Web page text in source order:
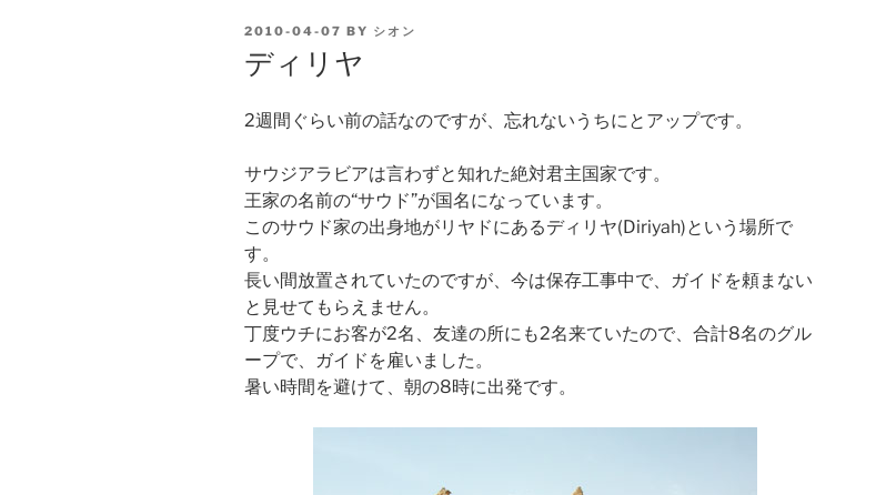
POSTED
2010-04-07 BY シオン
ディリヤ
2週間ぐらい前の話なのですが、忘れないうちにとアップです。
サウジアラビアは言わずと知れた絶対君主国家です。
王家の名前の“サウド”が国名になっています。
このサウド家の出身地がリヤドにあるディリヤ(Diriyah)という場所で
す。
長い間放置されていたのですが、今は保存工事中で、ガイドを頼まない
と見せてもらえません。
丁度ウチにお客が2名、友達の所にも2名来ていたので、合計8名のグル
ープで、ガイドを雇いました。
暑い時間を避けて、朝の8時に出発です。